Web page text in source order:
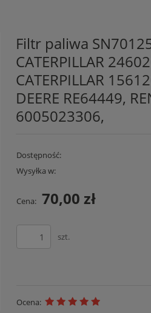
Filtr paliwa
CATERPILLAR
CATERPILLAR
DEERE RE64449,
6005023306,
Dostępność:
Wysyłka w:
Cena: 70,00 zł
szt.
Ocena: